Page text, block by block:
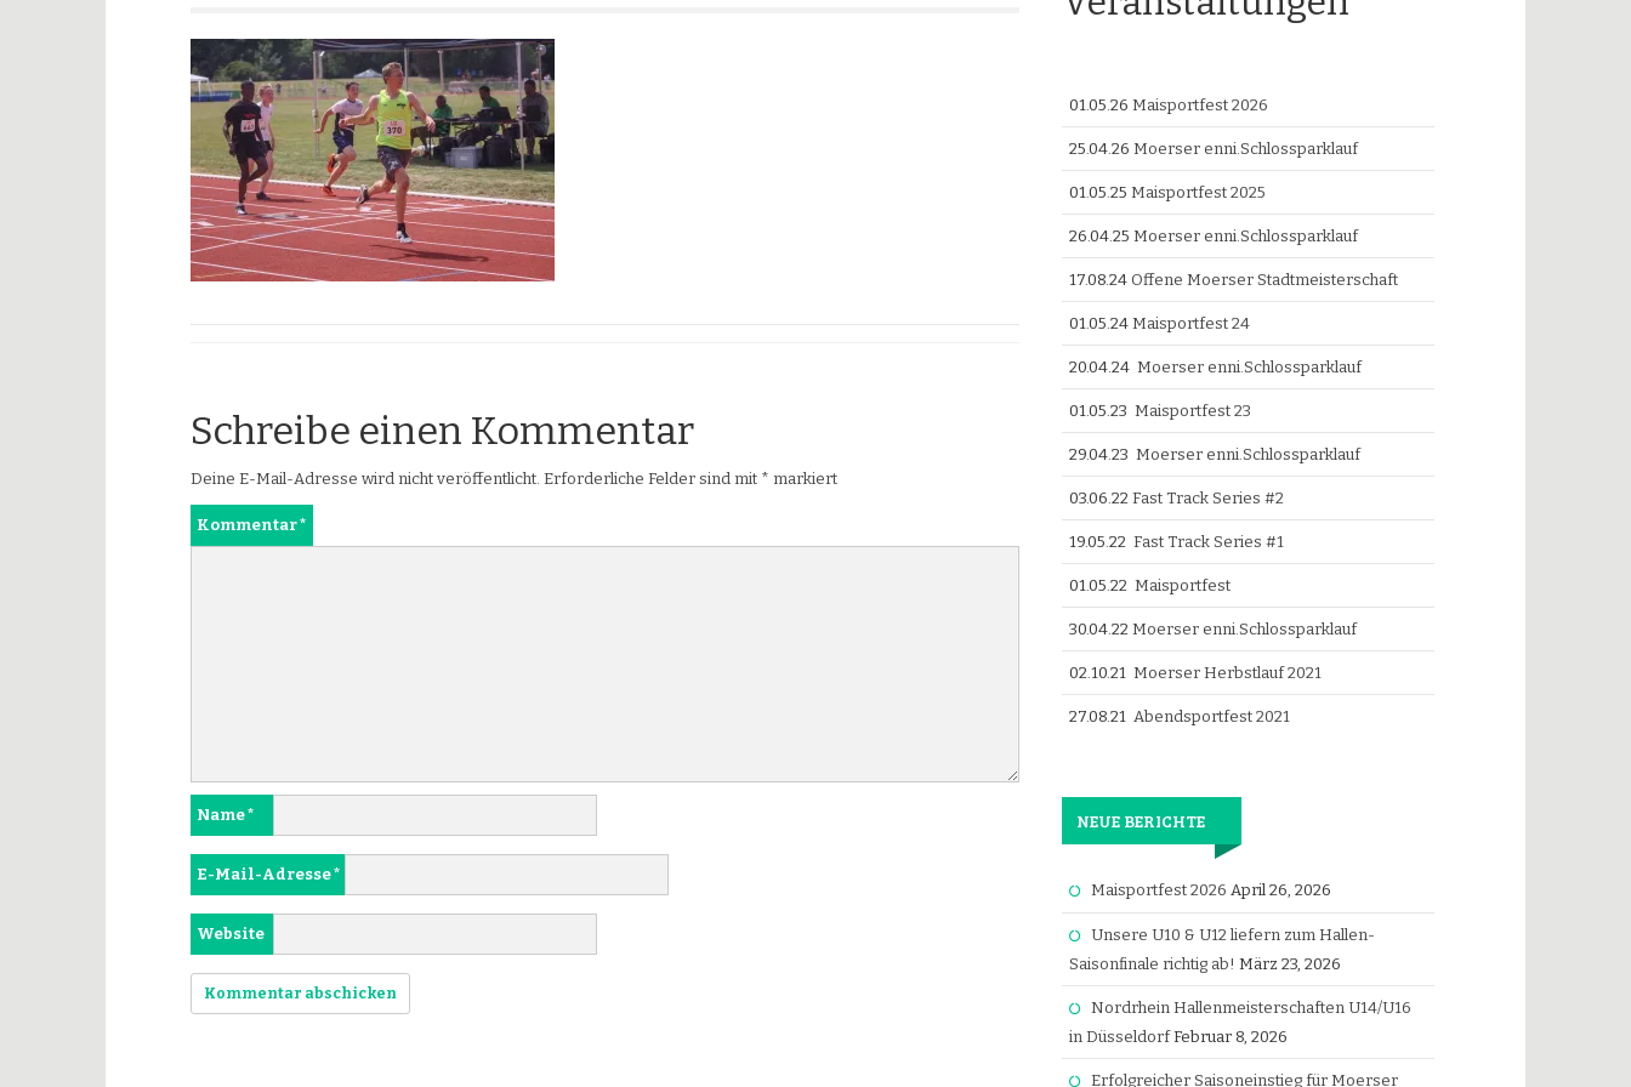
Schreibe einen Kommentar
Deine E-Mail-Adresse wird nicht veröffentlicht. Erforderliche Felder sind mit * markiert
Kommentar*
Name*
E-Mail-Adresse*
Website
01.05.26Maisportfest 2026
25.04.26Moerser enni.Schlossparklauf
01.05.25Maisportfest 2025
26.04.25Moerser enni.Schlossparklauf
17.08.24 Offene Moerser Stadtmeisterschaft
01.05.24Maisportfest 24
20.04.24Moerser enni.Schlossparklauf
01.05.23Maisportfest 23
29.04.23Moerser enni.Schlossparklauf
03.06.22Fast Track Series #2
19.05.22Fast Track Series #1
01.05.22Maisportfest
30.04.22Moerser enni.Schlossparklauf
02.10.21Moerser Herbstlauf 2021
27.08.21 Abendsportfest 2021
NEUE BERICHTE
Maisportfest 2026 April 26, 2026
Unsere U10 & U12 liefern zum Hallen-
Saisonfinale richtig ab! März 23, 2026
Nordrhein Hallenmeisterschaften U14/U16
in Düsseldorf Februar 8, 2026
Erfolgreicher Saisoneinstieg für Moerser